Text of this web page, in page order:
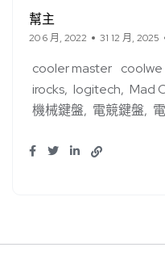
幫主
20 6 月, 2022 31 12 月, 2025
cooler master
irocks logitech Mad
機械鍵盤 電競鍵盤